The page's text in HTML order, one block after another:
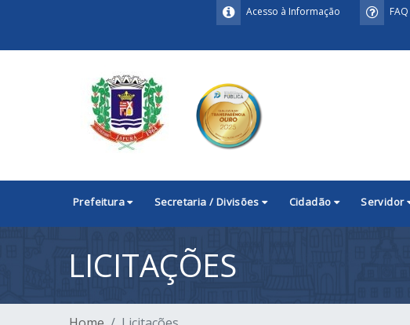
FAQ
Acesso à Informação
Prefeitura Secretaria / Divisões Cidadão Servidor
LICITAÇÕES